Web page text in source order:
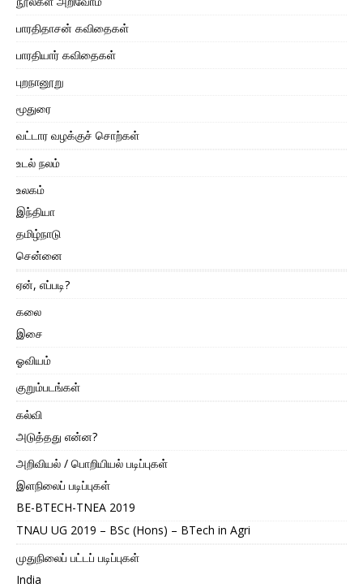
பாரதிதாசன் கவிதைகள்
பாரதியார் கவிதைகள்
புறநானூறு
மூதுரை
வட்டார வழக்குச் சொற்கள்
உடல் நலம்
உலகம்
இந்தியா
தமிழ்நாடு
சென்னை
ஏன், எப்படி?
கலை
இசை
ஓவியம்
குறும்படங்கள்
கல்வி
அடுத்தது என்ன?
அறிவியல் / பொறியியல் படிப்புகள்
இளநிலைப் படிப்புகள்
BE-BTECH-TNEA 2019
TNAU UG 2019 – BSc (Hons) – BTech in Agri
முதுநிலைப் பட்டப் படிப்புகள்
India